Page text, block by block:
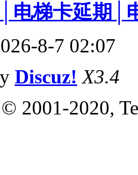
电梯卡延期│
8-7 02:07
Discuz! X3.4
2001-2020,